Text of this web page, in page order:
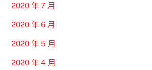
2020 年 7 月
2020 年 6 月
2020 年 5 月
2020 年 4 月